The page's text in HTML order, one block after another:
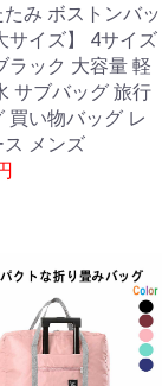
み ボストンバッ
サイズ】 4サイズ
ラック 大容量 軽
サブバッグ 旅行
買い物バッグ レ
ス メンズ